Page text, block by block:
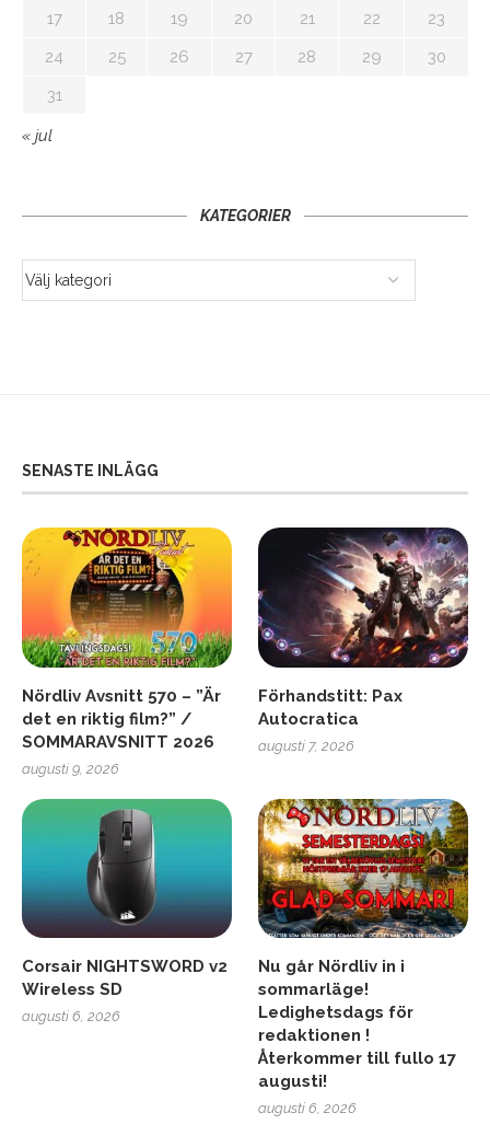
17
18 19 20 21 22
23
24
25 26 27 28 29
30
31
« jul
KATEGORIER
SENASTE INLÄGG
Nördliv Avsnitt 570 – ”Är
det en riktig film?” /
SOMMARAVSNITT 2026
augusti 9, 2026
Förhandstitt: Pax
Autocratica
augusti 7, 2026
Corsair NIGHTSWORD v2
Wireless SD
augusti 6, 2026
Nu går Nördliv in i
sommarläge!
Ledighetsdags för
redaktionen !
Återkommer till fullo 17
augusti!
augusti 6, 2026